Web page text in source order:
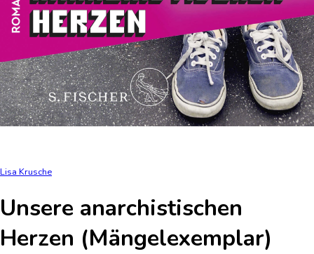
Lisa Krusche
Unsere anarchistischen
Herzen (Mängelexemplar)